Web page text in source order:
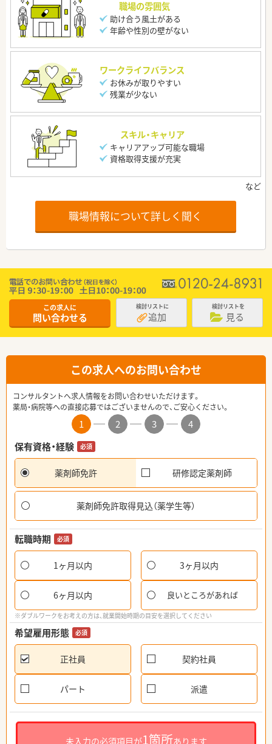
職場の雰囲気
助け合う風土がある
年齢や性別の壁がない
ワークライフバランス
お休みが取りやすい
残業が少ない
スキル・キャリア
キャリアアップ可能な職場
資格取得支援が充実
職場情報について詳しく聞く
この求人に
問い合わせる
検討リストに
追加
検討リストを
見る
この求人へのお問い合わせ
コンサルタントへ求人情報をお問い合わせいただけます。
薬局・病院等への直接応募ではございませんので、ご安心ください。
1 2 3
4
保有資格・経験
必須
薬剤師免許 研修認定薬剤師
薬剤師免許取得見込（薬学生等）
転職時期 必須
1ヶ月以内 3ヶ月以内
6ヶ月以内 良いところがあれば
※ダブルワークをお考えの方は、就業開始時期の目安を選択してください
希望雇用形態 必須
正社員 契約社員
パート 派遣
未入力の必須項目が1箇所あります